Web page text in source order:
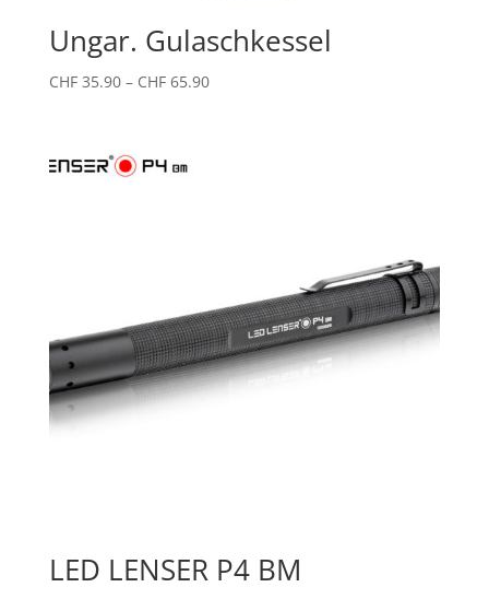
Ungar. Gulaschkessel
CHF35.90 – CHF65.90Preisspanne:
LED LENSER P4 BM